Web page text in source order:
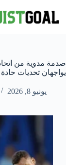
المحتوى
صدمة مدوية من اتحاد
يواجهان تحديات
يونيو 8, 2026